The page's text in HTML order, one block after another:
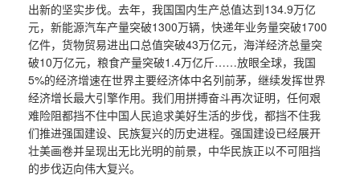
出新的坚实步伐。去年，我国国内生产总值达到134.9万亿
元，新能源汽车产量突破1300万辆，快递年业务量突破1700
亿件，货物贸易进出口总值突破43万亿元，海洋经济总量突
破10万亿元，粮食产量突破1.4万亿斤……放眼全球，我国
5%的经济增速在世界主要经济体中名列前茅，继续发挥世界
经济增长最大引擎作用。我们用拼搏奋斗再次证明，任何艰
难险阻都挡不住中国人民追求美好生活的步伐，都挡不住我
们推进强国建设、民族复兴的历史进程。强国建设已经展开
壮美画卷并呈现出无比光明的前景，中华民族正以不可阻挡
的步伐迈向伟大复兴。